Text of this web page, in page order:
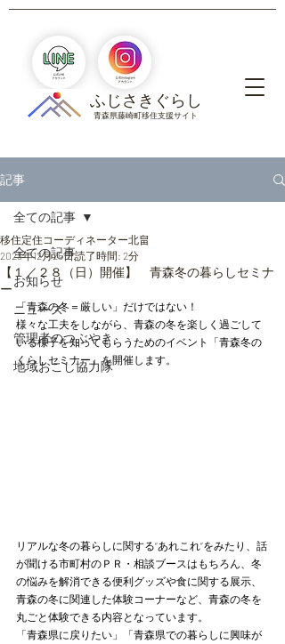
青森県藤崎町移住支援サイト
​ふじさきぐらし
記事
全ての記事
お知らせ
ニュース
管理者のつぶやき
地域おこし協力隊
全ての記事
【１／２８（日）開催】 青森冬の暮らしセミナ
ー
移住定住コーディネーター北畠
2023年12月25日読了時間: 2分
「青森の冬＝厳しい」だけではない！
様々な工夫をしながら、青森の冬を楽しく過ごして
いる様子を知ってもらうためのイベント「青森冬の
くらしセミナー」を開催します。
リアルな冬の暮らしに関する“あれこれ”をみたり、話
が聞ける市町村のＰＲ・相談ブースはもちろん、冬
の悩みを解消できる便利グッズや食に関する展示、
青森の冬に関連した体験コーナーなど、青森の冬を
丸ごと体験できる内容となっています。
「青森県に戻りたい」「青森県での暮らしに興味が